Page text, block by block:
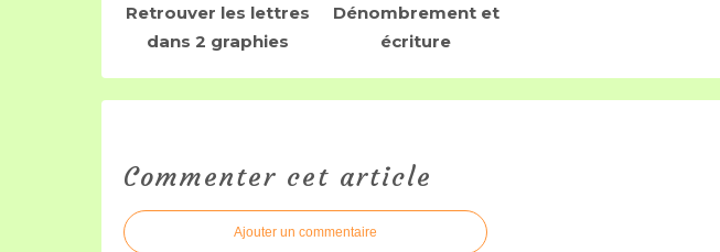
Retrouver les lettres
dans 2 graphies
Dénombrement et
écriture
Commenter cet article
Ajouter un commentaire